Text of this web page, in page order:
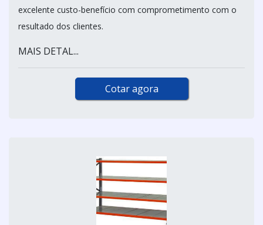
excelente custo-benefício com comprometimento com o
resultado dos clientes.
MAIS DETAL...
Cotar agora